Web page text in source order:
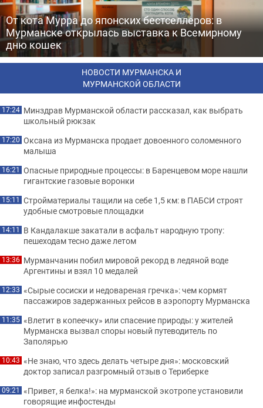
От кота Мурра до японских бестселлеров: в
Мурманске открылась выставка к Всемирному
дню кошек
НОВОСТИ МУРМАНСКА И
МУРМАНСКОЙ ОБЛАСТИ
17:24 Минздрав Мурманской области рассказал, как выбрать
школьный рюкзак
17:20 Оксана из Мурманска продает довоенного соломенного
малыша
16:21 Опасные природные процессы: в Баренцевом море нашли
гигантские газовые воронки
15:11 Стройматериалы тащили на себе 1,5 км: в ПАБСИ строят
удобные смотровые площадки
14:11 В Кандалакше закатали в асфальт народную тропу:
пешеходам тесно даже летом
13:36 Мурманчанин побил мировой рекорд в ледяной воде
Аргентины и взял 10 медалей
12:33 «Сырые сосиски и недовареная гречка»: чем кормят
пассажиров задержанных рейсов в аэропорту Мурманска
11:35 «Влетит в копеечку» или спасение природы: у жителей
Мурманска вызвал споры новый путеводитель по
Заполярью
10:43 «Не знаю, что здесь делать четыре дня»: московский
доктор записал разгромный отзыв о Териберке
09:21 «Привет, я белка!»: на мурманской экотропе установили
говорящие инфостенды